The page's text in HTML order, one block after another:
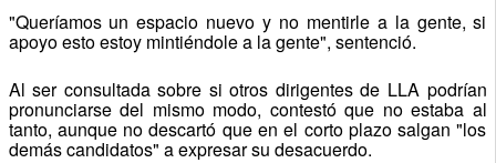
"Queríamos un espacio nuevo y no mentirle a la gente, si
apoyo esto estoy mintiéndole a la gente", sentenció.
Al ser consultada sobre si otros dirigentes de LLA podrían
pronunciarse del mismo modo, contestó que no estaba al
tanto, aunque no descartó que en el corto plazo salgan "los
demás candidatos" a expresar su desacuerdo.